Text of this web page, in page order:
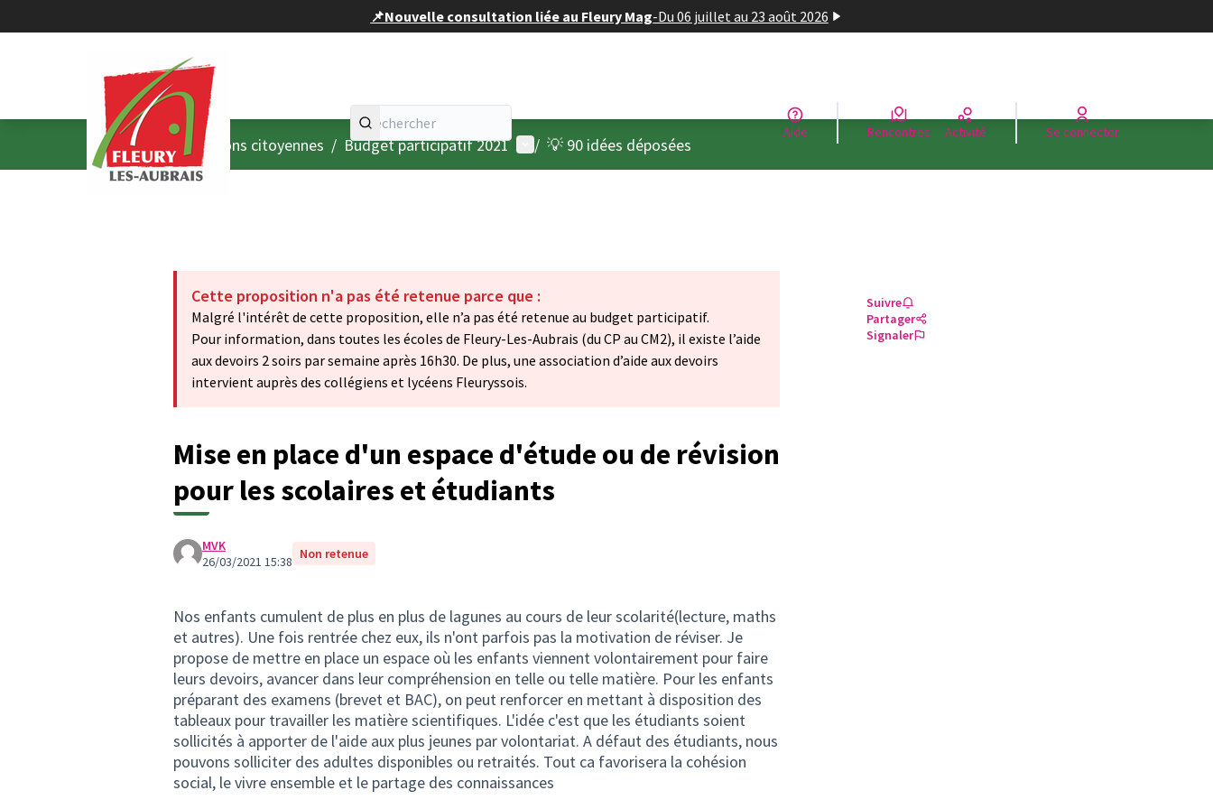
📌Nouvelle consultation liée au Fleury Mag-Du 06 juillet au 23 août 2026
Aide Rencontres Activité Se connecter
AccueilMenu principal
/ Consultations citoyennes / Budget participatif 2021 Menu utilisateur
/ 💡 90 idées déposées
Cette proposition n'a pas été retenue parce que :
Malgré l'intérêt de cette proposition, elle n’a pas été retenue au budget participatif.
Pour information, dans toutes les écoles de Fleury-Les-Aubrais (du CP au CM2), il existe l’aide
aux devoirs 2 soirs par semaine après 16h30. De plus, une association d’aide aux devoirs
intervient auprès des collégiens et lycéens Fleuryssois.
Mise en place d'un espace d'étude ou de révision
pour les scolaires et étudiants
MVK
26/03/2021 15:38 Non retenue
Nos enfants cumulent de plus en plus de lagunes au cours de leur scolarité(lecture, maths
et autres). Une fois rentrée chez eux, ils n'ont parfois pas la motivation de réviser. Je
propose de mettre en place un espace où les enfants viennent volontairement pour faire
leurs devoirs, avancer dans leur compréhension en telle ou telle matière. Pour les enfants
préparant des examens (brevet et BAC), on peut renforcer en mettant à disposition des
tableaux pour travailler les matière scientifiques. L'idée c'est que les étudiants soient
sollicités à apporter de l'aide aux plus jeunes par volontariat. A défaut des étudiants, nous
pouvons solliciter des adultes disponibles ou retraités. Tout ca favorisera la cohésion
social, le vivre ensemble et le partage des connaissances
Suivre
Partager
Signaler